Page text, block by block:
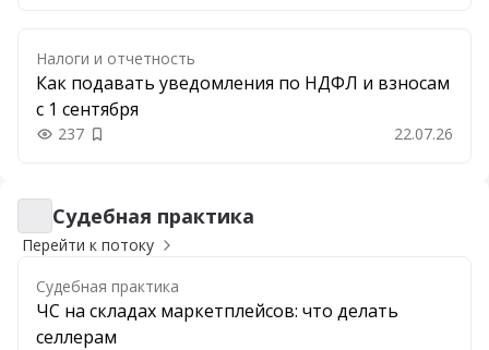
Налоги и отчетность
Как подавать уведомления по НДФЛ и взносам
с 1 сентября
237 Добавить в закладки 22.07.26
Судебная практика
Судебная практика
Перейти к потоку
Судебная практика
ЧС на складах маркетплейсов: что делать
селлерам